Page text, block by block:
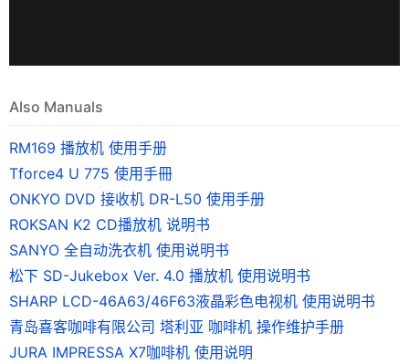
Also Manuals
RM169 播放机 使用手册
Tforce4 U 775 使用手冊
ONKYO DVD 接收机 DR-L50 使用手册
ROKSAN K2 CD播放机 说明书
SANYO 全自动洗衣机 使用说明书
松下 SD-Jukebox Ver. 4.0 播放机 使用说明书
SHARP LCD-46A63/46F63液晶彩色电视机 使用说明书
青岛喜客咖啡有限公司 塔利亚 咖啡机 操作维护手册
JURA IMPRESSA X7咖啡机 使用说明